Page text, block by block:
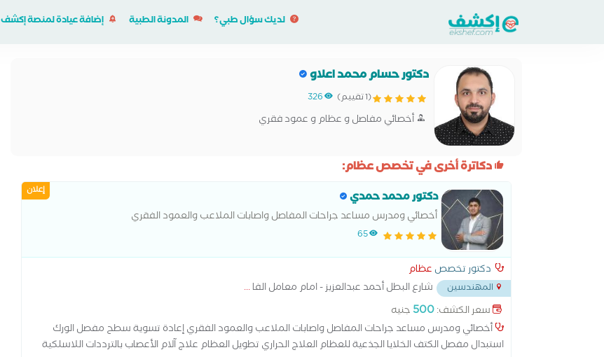
لديك سؤال طبي؟ المدونة الطبية إضافة عيادة لمنصة إكشف
دكتور حسام محمد اعلاو
(1 تقييم) 326
أخصائي مفاصل و عظام و عمود فقري
دكاترة أخرى في تخصص عظام:
إعلان دكتور محمد حمدي
أخصائي ومدرس مساعد جراحات المفاصل واصابات الملاعب والعمود الفقري
65
دكتور تخصص عظام
المهندسين شارع البطل أحمد عبدالعزيز - امام معامل الفا...
سعر الكشف:500 جنيه
أخصائي ومدرس مساعد جراحات المفاصل واصابات الملاعب والعمود الفقري إعادة تسوية سطح مفصل الورك
استبدال مفصل الكتف الخلايا الجذعية للعظام العلاج الحراري تطويل العظام علاج آلام الأعصاب بالترددات اللاسلكية